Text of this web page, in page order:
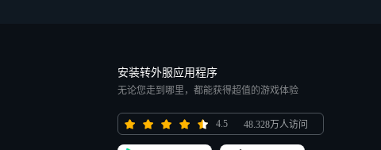
安装转外服应用程序
无论您走到哪里，都能获得超值的游戏体验
4.5 48.328万人访问